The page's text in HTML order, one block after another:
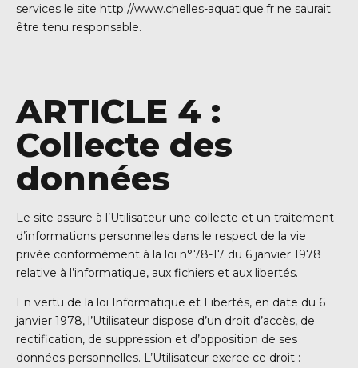
services le site http://www.chelles-aquatique.fr ne saurait
être tenu responsable.
ARTICLE 4 :
Collecte des
données
Le site assure à l’Utilisateur une collecte et un traitement
d’informations personnelles dans le respect de la vie
privée conformément à la loi n°78-17 du 6 janvier 1978
relative à l’informatique, aux fichiers et aux libertés.
En vertu de la loi Informatique et Libertés, en date du 6
janvier 1978, l’Utilisateur dispose d’un droit d’accès, de
rectification, de suppression et d’opposition de ses
données personnelles. L’Utilisateur exerce ce droit :